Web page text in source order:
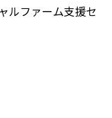
ルファーム支援セ